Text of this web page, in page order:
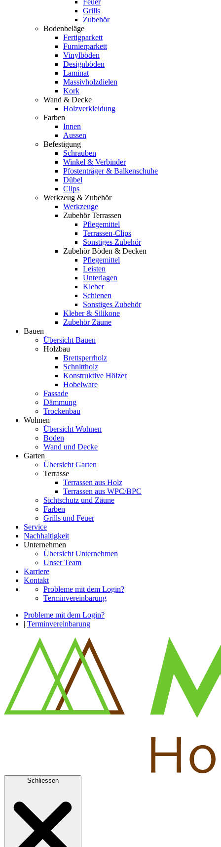
Grills
Zubehör
Bodenbeläge
Fertigparkett
Furnierparkett
Vinylböden
Designböden
Laminat
Massivholzdielen
Kork
Wand & Decke
Holzverkleidung
Farben
Innen
Aussen
Befestigung
Schrauben
Winkel & Verbinder
Pfostenträger & Balkenschuhe
Dübel
Clips
Werkzeug & Zubehör
Werkzeuge
Zubehör Terrassen
Pflegemittel
Terrassen-Clips
Sonstiges Zubehör
Zubehör Böden & Decken
Pflegemittel
Leisten
Unterlagen
Kleber
Schienen
Sonstiges Zubehör
Kleber & Silikone
Zubehör Zäune
Bauen
Übersicht Bauen
Holzbau
Brettsperrholz
Schnittholz
Konstruktive Hölzer
Hobelware
Fassade
Dämmung
Trockenbau
Wohnen
Übersicht Wohnen
Boden
Wand und Decke
Garten
Übersicht Garten
Terrasse
Terrassen aus Holz
Terrassen aus WPC/BPC
Sichtschutz und Zäune
Farben
Grills und Feuer
Service
Nachhaltigkeit
Unternehmen
Übersicht Unternehmen
Unser Team
Karriere
Kontakt
Probleme mit dem Login?
Terminvereinbarung
Probleme mit dem Login?
| Terminvereinbarung
Schliessen